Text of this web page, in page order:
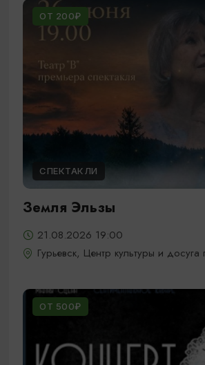
ОТ 200₽
СПЕКТАКЛИ
Земля Эльзы
21.08.2026 19:00
Гурьевск, Центр культуры и досуга
ОТ 500₽